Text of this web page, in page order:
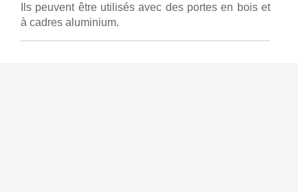
Ils peuvent être utilisés avec des portes en bois et
à cadres aluminium.